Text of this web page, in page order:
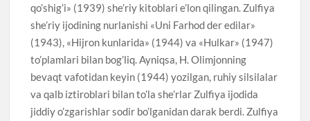
qo’shig’i» (1939) she’riy kitoblari e’lon qilingan. Zulfiya
she’riy ijodining nurlanishi «Uni Farhod der edilar»
(1943), «Hijron kunlarida» (1944) va «Hulkar» (1947)
to’plamlari bilan bog’liq. Ayniqsa, H. Olimjonning
bevaqt vafotidan keyin (1944) yozilgan, ruhiy silsilalar
va qalb iztiroblari bilan to’la she’rlar Zulfiya ijodida
jiddiy o’zgarishlar sodir bo’lganidan darak berdi. Zulfiya